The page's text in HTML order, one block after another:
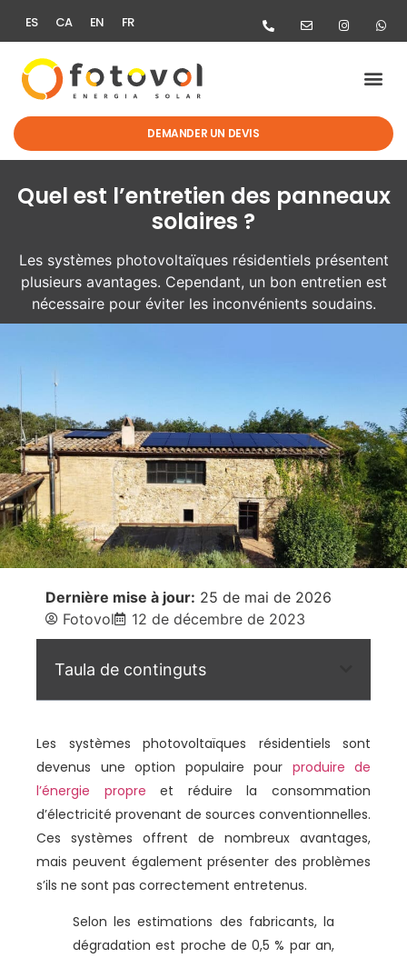
ES CA EN FR
DEMANDER UN DEVIS
Quel est l’entretien des panneaux
solaires ?
Les systèmes photovoltaïques résidentiels présentent
plusieurs avantages. Cependant, un bon entretien est
nécessaire pour éviter les inconvénients soudains.
Dernière mise à jour: 25 de mai de 2026
Fotovol
12 de décembre de 2023
Taula de continguts
Les systèmes photovoltaïques résidentiels sont
devenus une option populaire pour produire de
l’énergie propre et réduire la consommation
d’électricité provenant de sources conventionnelles.
Ces systèmes offrent de nombreux avantages,
mais peuvent également présenter des problèmes
s’ils ne sont pas correctement entretenus.
Selon les estimations des fabricants, la
dégradation est proche de 0,5 % par an,